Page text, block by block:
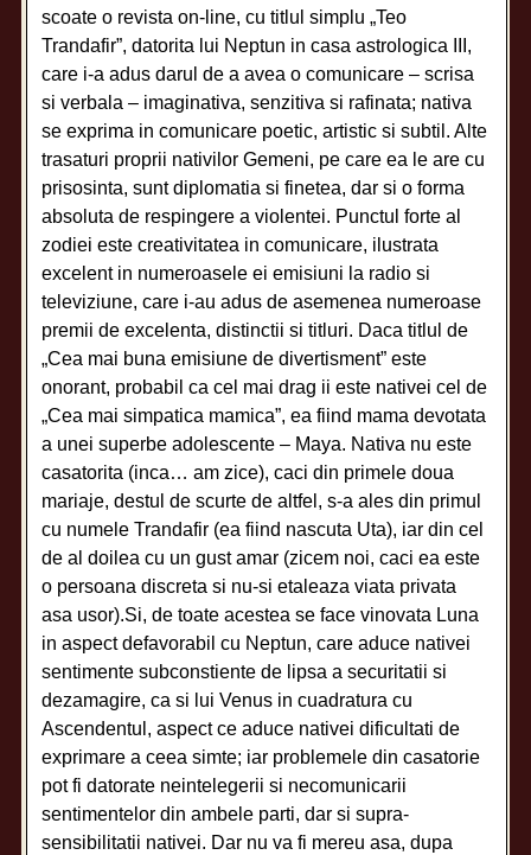
scoate o revista on-line, cu titlul simplu „Teo
Trandafir”, datorita lui Neptun in casa astrologica III,
care i-a adus darul de a avea o comunicare – scrisa
si verbala – imaginativa, senzitiva si rafinata; nativa
se exprima in comunicare poetic, artistic si subtil. Alte
trasaturi proprii nativilor Gemeni, pe care ea le are cu
prisosinta, sunt diplomatia si finetea, dar si o forma
absoluta de respingere a violentei. Punctul forte al
zodiei este creativitatea in comunicare, ilustrata
excelent in numeroasele ei emisiuni la radio si
televiziune, care i-au adus de asemenea numeroase
premii de excelenta, distinctii si titluri. Daca titlul de
„Cea mai buna emisiune de divertisment” este
onorant, probabil ca cel mai drag ii este nativei cel de
„Cea mai simpatica mamica”, ea fiind mama devotata
a unei superbe adolescente – Maya. Nativa nu este
casatorita (inca… am zice), caci din primele doua
mariaje, destul de scurte de altfel, s-a ales din primul
cu numele Trandafir (ea fiind nascuta Uta), iar din cel
de al doilea cu un gust amar (zicem noi, caci ea este
o persoana discreta si nu-si etaleaza viata privata
asa usor).Si, de toate acestea se face vinovata Luna
in aspect defavorabil cu Neptun, care aduce nativei
sentimente subconstiente de lipsa a securitatii si
dezamagire, ca si lui Venus in cuadratura cu
Ascendentul, aspect ce aduce nativei dificultati de
exprimare a ceea simte; iar problemele din casatorie
pot fi datorate neintelegerii si necomunicarii
sentimentelor din ambele parti, dar si supra-
sensibilitatii nativei. Dar nu va fi mereu asa, dupa